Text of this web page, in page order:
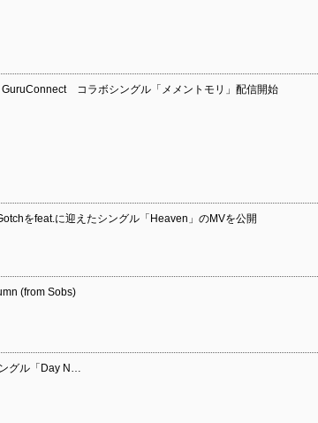
GuruConnect コラボシングル「メメントモリ」配信開始
をfeat.に迎えたシングル「Heaven」のMVを公開
(from Sobs)
グル「Day N…